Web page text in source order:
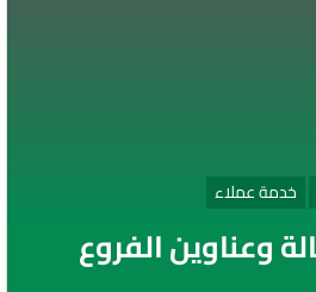
خدمة عملاء
وعناوين الفروع